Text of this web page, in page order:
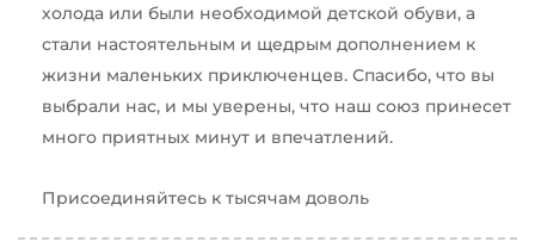
холода или были необходимой детской обуви, а
стали настоятельным и щедрым дополнением к
жизни маленьких приключенцев. Спасибо, что вы
выбрали нас, и мы уверены, что наш союз принесет
много приятных минут и впечатлений.
Присоединяйтесь к тысячам доволь